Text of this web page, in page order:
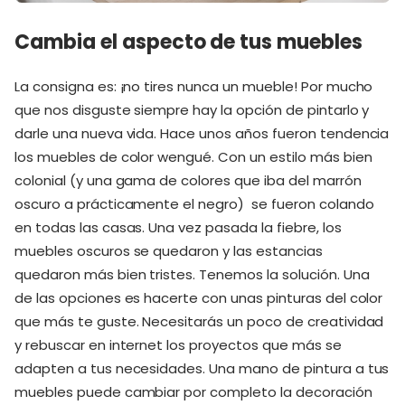
Cambia el aspecto de tus muebles
La consigna es: ¡no tires nunca un mueble! Por mucho
que nos disguste siempre hay la opción de pintarlo y
darle una nueva vida. Hace unos años fueron tendencia
los muebles de color wengué. Con un estilo más bien
colonial (y una gama de colores que iba del marrón
oscuro a prácticamente el negro) se fueron colando
en todas las casas. Una vez pasada la fiebre, los
muebles oscuros se quedaron y las estancias
quedaron más bien tristes. Tenemos la solución. Una
de las opciones es hacerte con unas pinturas del color
que más te guste. Necesitarás un poco de creatividad
y rebuscar en internet los proyectos que más se
adapten a tus necesidades. Una mano de pintura a tus
muebles puede cambiar por completo la decoración